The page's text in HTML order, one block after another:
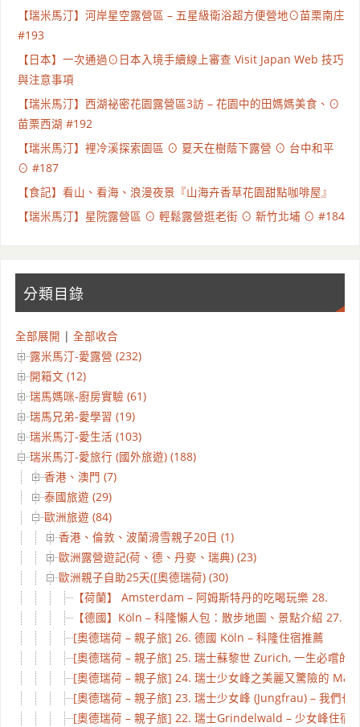
【瑞米馬汀】河岸星空露營區 – 五星級衛浴超方便營地⊙苗栗南庄
#193
【日本】一次通過⊙日本入境手續線上審查 Visit Japan Web 技巧
與注意事項
【瑞米馬汀】西湖祕密花園露營區3訪 – 花園中的田媽媽美食、⊙
苗栗西湖 #192
【瑞米馬汀】裡冷溪探索園區 ⊙ 夏天在樹蔭下露營 ⊙ 台中和平
⊙ #187
【食記】看山、看海、浪漫夜景『山海卉香草花園甜點咖啡屋』
【瑞米馬汀】星院露營區 ⊙ 輕鬆露營逛老街 ⊙ 新竹北埔 ⊙ #184
分類目錄
全部展開 | 全部收合
露米馬汀-愛露營 (232)
開箱文 (12)
瑞馬媽咪-廚房實驗 (61)
瑞馬兄弟-愛學習 (19)
瑞米馬汀-愛生活 (103)
瑞米馬汀-愛旅行 (國外旅遊) (188)
香港、澳門 (7)
泰國旅遊 (29)
歐洲旅遊 (84)
香港、倫敦、波蘭滑雪親子20日 (1)
歐洲露營遊記(荷、德、丹麥、瑞典) (23)
歐洲親子自助25天([奧德瑞荷) (30)
【荷蘭】 Amsterdam – 阿姆斯特丹的吃喝玩樂 28.
【德國】Köln – 科隆懶人包：散步地圖、景點介紹 27.
[奧德瑞荷 – 親子旅] 26. 德國 Köln – 科隆住宿推薦
[奧德瑞荷 – 親子旅] 25. 瑞士蘇黎世 Zurich, 一生必嚐的
[奧德瑞荷 – 親子旅] 24. 瑞士少女峰之美麗又驚險的
[奧德瑞荷 – 親子旅] 23. 瑞士少女峰 (Jungfrau) – 我們也
[奧德瑞荷 – 親子旅] 22. 瑞士Grindelwald – 少女峰住宿